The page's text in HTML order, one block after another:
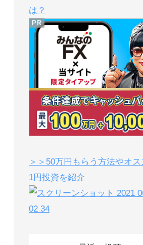
は？
＞＞50万円もらう方法やオ
1円投資を紹介